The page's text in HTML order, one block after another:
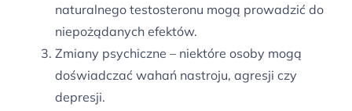
naturalnego testosteronu mogą prowadzić do
niepożądanych efektów.
Zmiany psychiczne – niektóre osoby mogą
doświadczać wahań nastroju, agresji czy
depresji.